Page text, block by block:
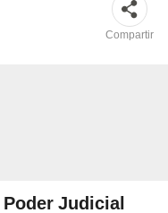
Compartir
Poder Judicial